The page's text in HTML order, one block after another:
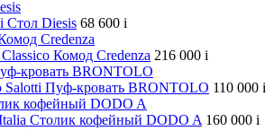
Стол Diesis 68 600 i
Комод Credenza 216 000 i
Salotti Пуф-кровать BRONTOLO 110 000 i
Столик кофейный DODO A 160 000 i